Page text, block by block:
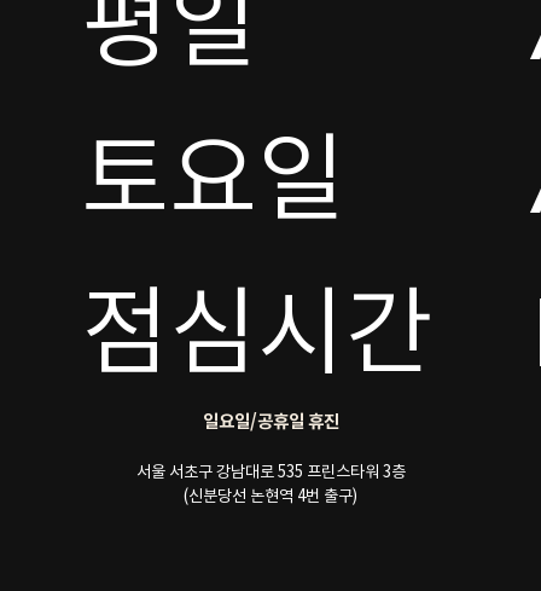
평일
토요일
점심시간
일요일/공휴일 휴진
서울 서초구 강남대로 535 프린스타워 3층
(신분당선 논현역 4번 출구)